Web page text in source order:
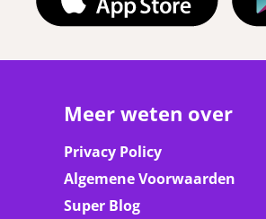
Meer weten over
Privacy Policy
Algemene Voorwaarden
Super Blog